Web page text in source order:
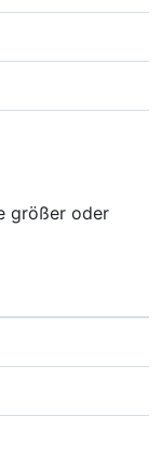
größer oder